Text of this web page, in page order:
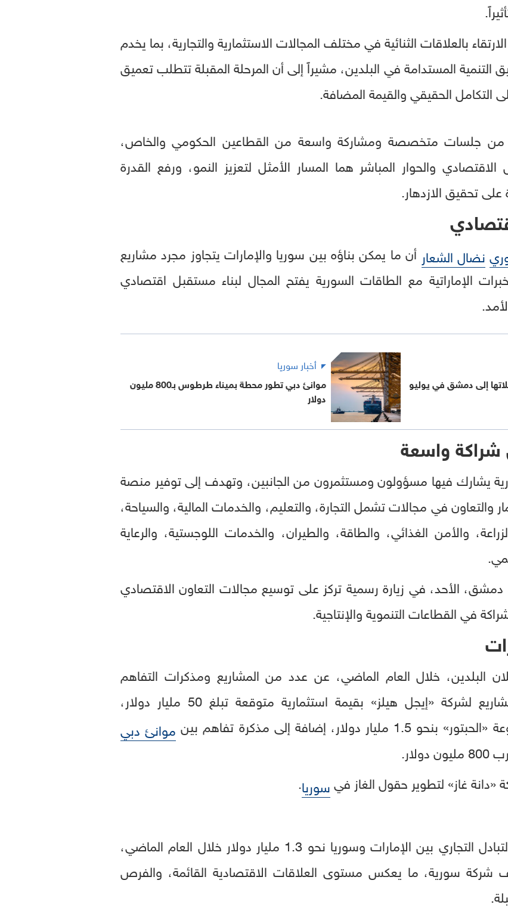
بالعلاقات الثنائية في مختلف المجالات الاستثمارية والتجارية، بما يخدم
المستدامة في البلدين، مشيراً إلى أن المرحلة المقبلة تتطلب تعميق
التكامل الحقيقي والقيمة المضافة.
من جلسات متخصصة ومشاركة واسعة من القطاعين الحكومي والخاص،
والحوار المباشر هما المسار الأمثل لتعزيز النمو، ورفع القدرة
تحقيق الازدهار.
نضال الشعار أن ما يمكن بناؤه بين سوريا والإمارات يتجاوز مجرد مشاريع
الإماراتية مع الطاقات السورية يفتح المجال لبناء مستقبل اقتصادي
إلى دمشق في يوليو
أخبار سوريا
موانئ دبي تطور محطة بميناء طرطوس بـ800 مليون
دولار
واسعة
يشارك فيها مسؤولون ومستثمرون من الجانبين، وتهدف إلى توفير منصة
في مجالات تشمل التجارة، والتعليم، والخدمات المالية، والسياحة،
والأمن الغذائي، والطاقة، والطيران، والخدمات اللوجستية، والرعاية
الأحد، في زيارة رسمية تركز على توسيع مجالات التعاون الاقتصادي
في القطاعات التنموية والإنتاجية.
البلدين، خلال العام الماضي، عن عدد من المشاريع ومذكرات التفاهم
بمليارات الدولارات، من أبرزها مشاريع لشركة «إيجل هيلز» بقيمة استثمارية متوقعة تبلغ 50 مليار دولار،
إضافة إلى مذكرة تفاهم بين
موانئ دبي
غاز» لتطوير حقول الغاز فيسوريا.
وبحسب بيانات رسمية، بلغ حجم التبادل التجاري بين الإمارات وسوريا نحو 1.3 مليار دولار خلال العام الماضي،
الإمارات نحو 40 ألف شركة سورية، ما يعكس مستوى العلاقات الاقتصادية القائمة، والفرص